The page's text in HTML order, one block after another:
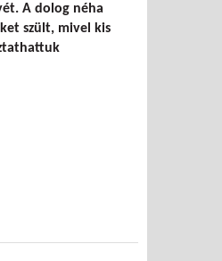
A dolog néha
szült, mivel kis